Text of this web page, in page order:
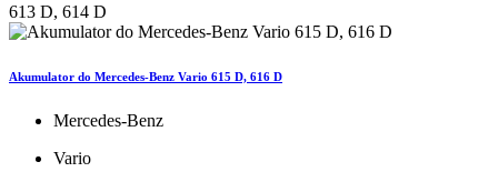
613 D, 614 D
Akumulator do Mercedes-Benz Vario 615 D, 616 D
Mercedes-Benz
Vario